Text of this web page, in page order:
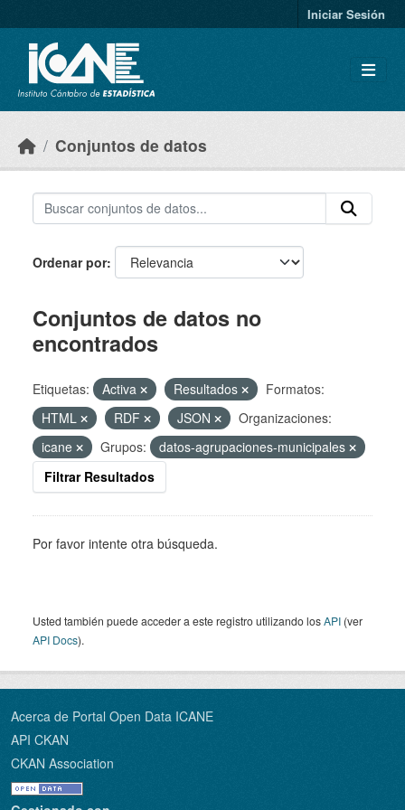
Iniciar Sesión
Conjuntos de datos
Ordenar por
Conjuntos de datos no
encontrados
Etiquetas: Activa Resultados
Formatos:
HTML
RDF JSON
Organizaciones:
icane
Grupos:
datos-agrupaciones-municipales
Filtrar Resultados
Por favor intente otra búsqueda.
Usted también puede acceder a este registro utilizando losAPI (ver
API Docs).
Acerca de Portal Open Data ICANE
API CKAN
CKAN Association